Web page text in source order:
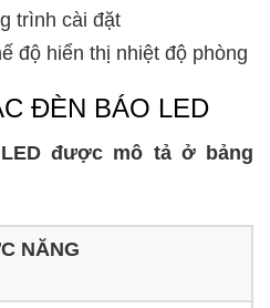
trình cài đặt
độ hiển thị nhiệt độ phòng
ĐÈN BÁO LED
được mô tả ở bảng
NĂNG